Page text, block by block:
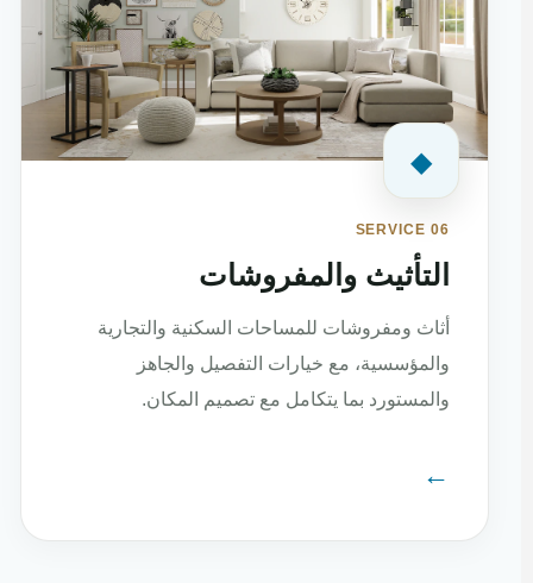
◆
SERVICE 06
التأثيث والمفروشات
أثاث ومفروشات للمساحات السكنية والتجارية
والمؤسسية، مع خيارات التفصيل والجاهز
والمستورد بما يتكامل مع تصميم المكان.
←